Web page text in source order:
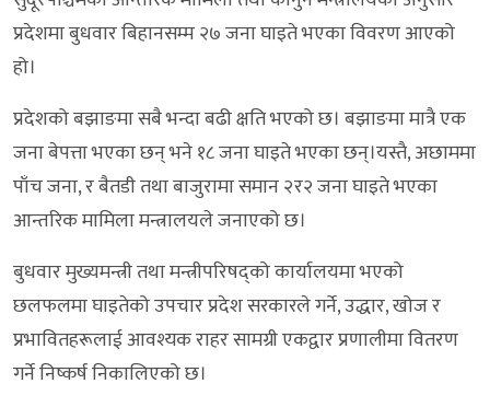
प्रदेशमा बुधवार बिहानसम्म २७ जना घाइते भएका विवरण आएको
हो।
प्रदेशको बझाङमा सबै भन्दा बढी क्षति भएको छ। बझाङमा मात्रै एक
जना बेपत्ता भएका छन् भने १८ जना घाइते भएका छन्।यस्तै, अछाममा
पाँच जना, र बैतडी तथा बाजुरामा समान २र२ जना घाइते भएका
आन्तरिक मामिला मन्त्रालयले जनाएको छ।
बुधवार मुख्यमन्त्री तथा मन्त्रीपरिषद्को कार्यालयमा भएको
छलफलमा घाइतेको उपचार प्रदेश सरकारले गर्ने, उद्धार, खोज र
प्रभावितहरूलाई आवश्यक राहर सामग्री एकद्वार प्रणालीमा वितरण
गर्ने निष्कर्ष निकालिएको छ।